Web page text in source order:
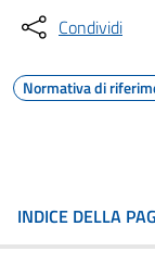
Condividi
Normativa di
INDICE DELLA